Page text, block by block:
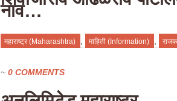
नाव…
महाराष्ट्र (Maharashtra) माहिती (Information)
~ 0 COMMENTS